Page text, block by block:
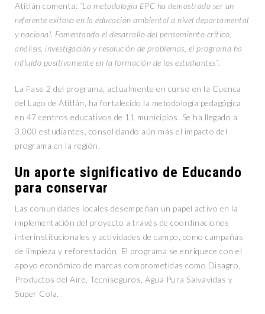
Atitlán comenta: “La metodología EPC ha demostrado ser un
referente exitoso en la educación ambiental a nivel departamental
y nacional. Fomentando el desarrollo del pensamiento crítico,
análisis, investigación y resolución de problemas, el programa ha
influido positivamente en la formación de los estudiantes”.
La Fase 2 del programa, actualmente en curso en la Cuenca
del Lago de Atitlán, ha fortalecido la metodología pedagógica
en 47 centros educativos de 11 municipios. Se ha llegado a
3,000 estudiantes, consolidando aún más el impacto del
programa en la región.
Un aporte significativo de Educando
para conservar
Las comunidades locales desempeñan un papel activo en la
implementación del proyecto a través de coordinaciones
interinstitucionales y actividades de campo, como campañas
de limpieza y reforestación. El programa se enriquece con el
apoyo económico de marcas comprometidas como Disagro,
Productos del Aire, Tecniseguros, Agua Pura Salvavidas y
Super Cola.